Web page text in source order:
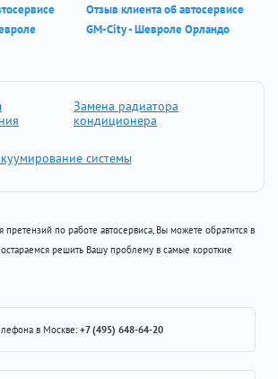
Отзыв клиента об автосервисе
GM-City - Шевроле Орландо
Замена радиатора
кондиционера
системы
претензий по работе автосервиса, Вы можете обратится в
решить Вашу проблему в самые короткие
в Москве:+7 (495) 648-64-20